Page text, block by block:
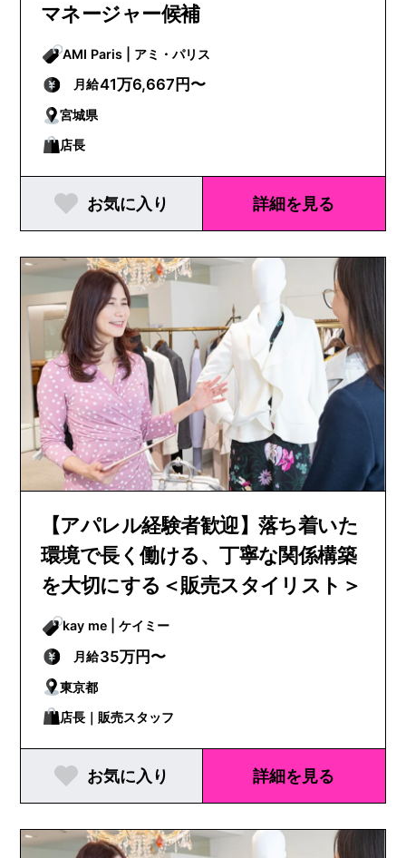
マネージャー候補
AMI Paris | アミ・パリス
月給41万6,667円〜
宮城県
店長
お気に入り 詳細を見る
【アパレル経験者歓迎】落ち着いた
環境で長く働ける、丁寧な関係構築
を大切にする＜販売スタイリスト＞
kay me | ケイミー
月給35万円〜
東京都
店長｜販売スタッフ
お気に入り 詳細を見る